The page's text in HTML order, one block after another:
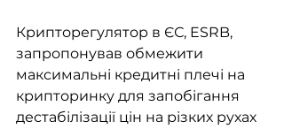
Крипторегулятор в ЄС, ESRB,
запропонував обмежити
максимальні кредитні плечі на
крипторинку для запобігання
дестабілізації цін на різких рухах